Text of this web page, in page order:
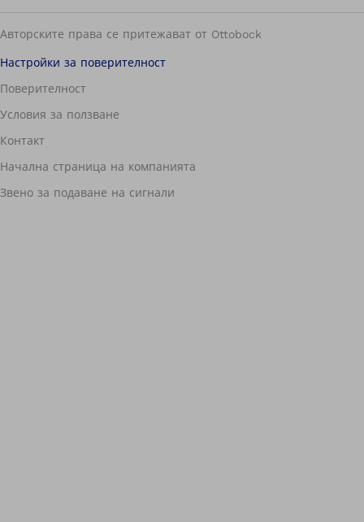
Авторските права се притежават от Ottobock
Настройки за поверителност
Поверителност
Условия за ползване
Контакт
Начална страница на компанията
Звено за подаване на сигнали